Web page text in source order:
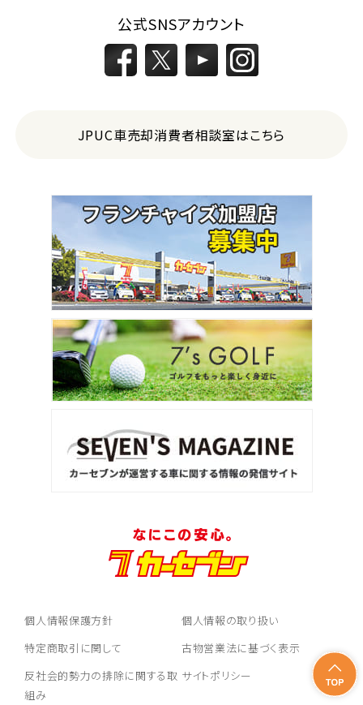
公式SNSアカウント
JPUC車売却消費者相談室はこちら
個人情報保護方針
個人情報の取り扱い
特定商取引に関して
古物営業法に基づく表示
反社会的勢力の排除に関する取
組み
サイトポリシー